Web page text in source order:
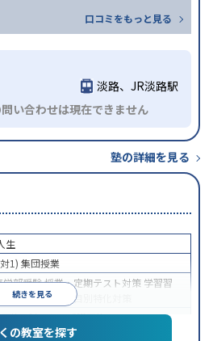
口コミをもっと見る
淡路、JR淡路駅
い合わせは現在できません
塾の詳細を見る
続きを見る
生
1) 集団授業
学部受験授業・定期テスト対策 学習習
学校別特化対策
科目別特化対策
能1科目から受講可能
の教室を探す